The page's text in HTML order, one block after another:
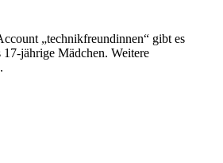
„technikfreundinnen“ gibt es
jährige Mädchen. Weitere
.